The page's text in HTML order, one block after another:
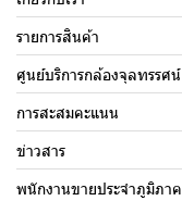
รายการสินค้า
ศูนย์บริการกล้องจุลทรรศน์
การสะสมคะแนน
ข่าวสาร
พนักงานขายประจำภูมิภาค